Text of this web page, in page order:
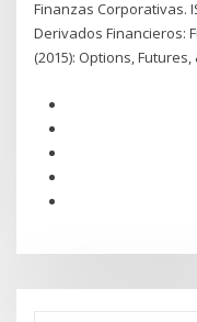
Finanzas Corporativas.
Derivados Financieros:
(2015): Options,